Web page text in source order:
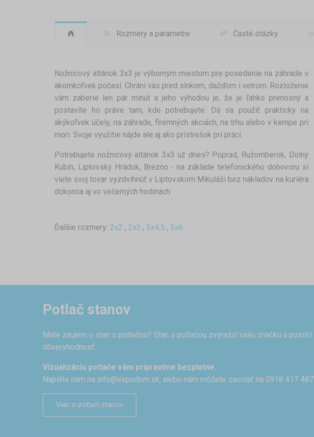
Rozmery a parametre Časté otázky
Nožnicový altánok 3x3 je výborným miestom pre posedenie na záhrade v
akomkoľvek počasí. Chráni vás pred slnkom, dažďom i vetrom. Rozloženie
vám zaberie len pár minút a jeho výhodou je, že je ľahko prenosný a
postavíte ho práve tam, kde potrebujete. Dá sa použiť prakticky na
akýkoľvek účely, na záhrade, firemných akciách, na trhu alebo v kempe pri
mori. Svoje využitie nájde ale aj ako prístrešok pri práci.
Potrebujete nožnicový altánok 3x3 už dnes? Poprad, Ružomberok, Dolný
Kubín, Liptovský Hrádok, Brezno - na základe telefonického dohovoru si
viete svoj tovar vyzdvihnúť v Liptovskom Mikuláši bez nákladov na kuriéra
dokonca aj vo večerných hodinách
Ďalšie rozmery: 2x2 , 2x3 , 3x4,5 , 3x6
Potlač stanov
Máte záujem o stan s potlačou? Stan s potlačou zvýrazní vašu značku a posilní
dôveryhodnosť.
Vizualizáciu potlače vám pripravíme bezplatne.
Napíšte nám na info@expodom.sk, alebo nám môžete zavolať na 0918 417 487
Viac o potlači stanov